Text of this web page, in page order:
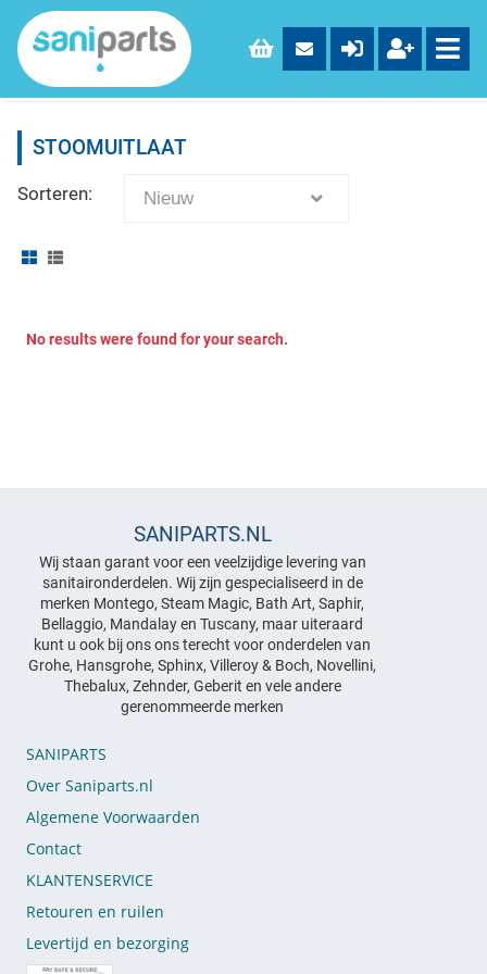
STOOMUITLAAT
Sorteren: Nieuw
No results were found for your search.
SANIPARTS.NL
Wij staan garant voor een veelzijdige levering van
sanitaironderdelen. Wij zijn gespecialiseerd in de
merken Montego, Steam Magic, Bath Art, Saphir,
Bellaggio, Mandalay en Tuscany, maar uiteraard
kunt u ook bij ons ons terecht voor onderdelen van
Grohe, Hansgrohe, Sphinx, Villeroy & Boch, Novellini,
Thebalux, Zehnder, Geberit en vele andere
gerenommeerde merken
SANIPARTS
Over Saniparts.nl
Algemene Voorwaarden
Contact
KLANTENSERVICE
Retouren en ruilen
Levertijd en bezorging